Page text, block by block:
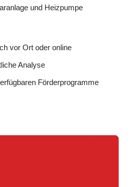
und Heizpumpe
vor Ort oder online
Analyse
Förderprogramme